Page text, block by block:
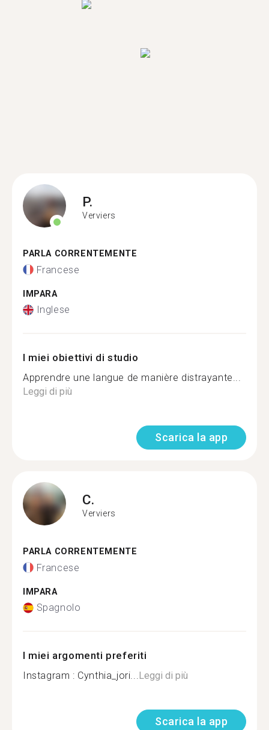
P.
Verviers
PARLA CORRENTEMENTE
Francese
IMPARA
Inglese
I miei obiettivi di studio
Apprendre une langue de manière distrayante...
Leggi di più
Scarica la app
C.
Verviers
PARLA CORRENTEMENTE
Francese
IMPARA
Spagnolo
I miei argomenti preferiti
Instagram : Cynthia_jori...Leggi di più
Scarica la app